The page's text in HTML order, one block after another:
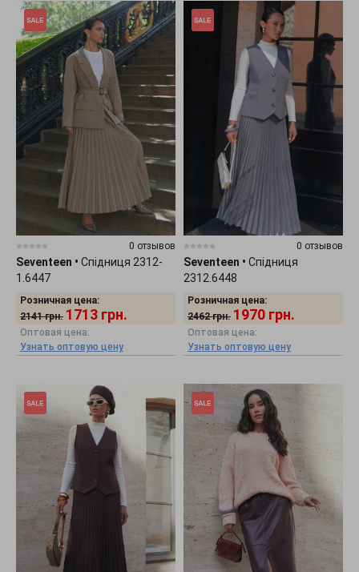
0 отзывов
Seventeen • Спідниця 2312-
1.6447
Розничная цена:
2141 грн. 1713 грн.
Оптовая цена:
Узнать оптовую цену
0 отзывов
Seventeen • Спідниця
2312.6448
Розничная цена:
2462 грн. 1970 грн.
Оптовая цена:
Узнать оптовую цену